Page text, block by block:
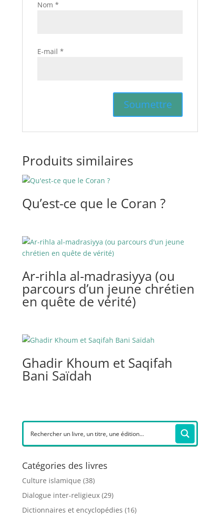
Nom *
E-mail *
Produits similaires
Qu’est-ce que le Coran ?
Ar-rihla al-madrasiyya (ou
parcours d’un jeune chrétien
en quête de vérité)
Ghadir Khoum et Saqifah
Bani Saïdah
Catégories des livres
Culture islamique (38)
Dialogue inter-religieux (29)
Dictionnaires et encyclopédies (16)